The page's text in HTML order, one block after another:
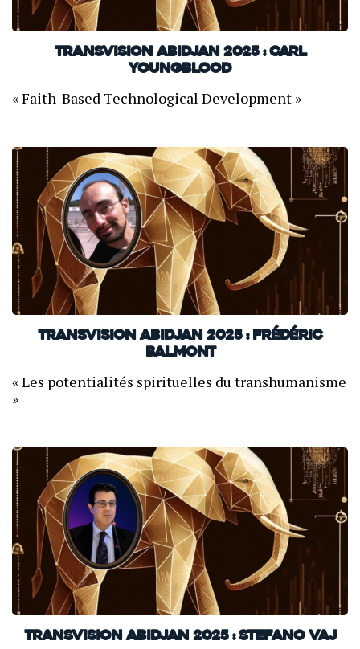
TransVision Abidjan 2025 : Carl
Youngblood
« Faith-Based Technological Development »
TransVision Abidjan 2025 : Frédéric
Balmont
« Les potentialités spirituelles du transhumanisme
»
TransVision Abidjan 2025 : Stefano Vaj